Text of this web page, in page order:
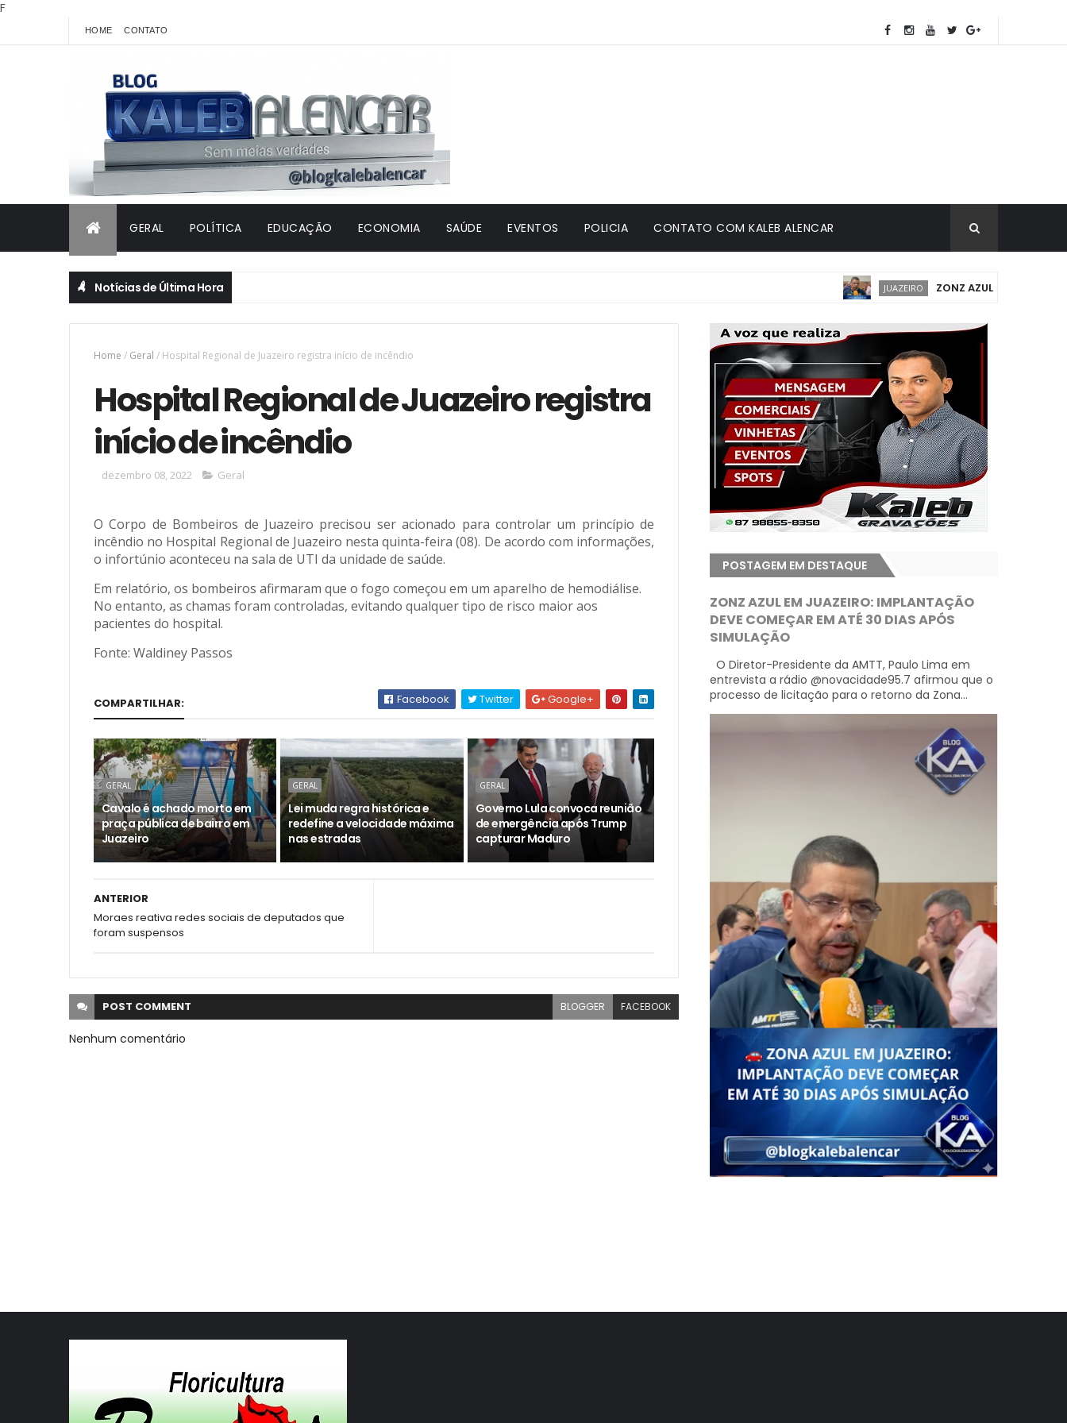
F
HOME CONTATO
GERAL POLÍTICA EDUCAÇÃO ECONOMIA SAÚDE EVENTOS POLICIA CONTATO COM KALEB ALENCAR
Notícias de Última Hora JUAZEIRO ZONZ AZUL EM JUAZEIRO:
Home / Geral / Hospital Regional de Juazeiro registra início de incêndio
Hospital Regional de Juazeiro registra
início de incêndio
dezembro 08, 2022 Geral
O Corpo de Bombeiros de Juazeiro precisou ser acionado para controlar um princípio de
incêndio no Hospital Regional de Juazeiro nesta quinta-feira (08). De acordo com informações,
o infortúnio aconteceu na sala de UTI da unidade de saúde.
Em relatório, os bombeiros afirmaram que o fogo começou em um aparelho de hemodiálise.
No entanto, as chamas foram controladas, evitando qualquer tipo de risco maior aos
pacientes do hospital.
Fonte: Waldiney Passos
COMPARTILHAR: Facebook Twitter Google+
GERAL
Cavalo é achado morto em
praça pública de bairro em
Juazeiro
GERAL
Lei muda regra histórica e
redefine a velocidade máxima
nas estradas
GERAL
Governo Lula convoca reunião
de emergência após Trump
capturar Maduro
ANTERIOR
Moraes reativa redes sociais de deputados que
foram suspensos
POST COMMENT BLOGGER FACEBOOK
Nenhum comentário
POSTAGEM EM DESTAQUE
ZONZ AZUL EM JUAZEIRO: IMPLANTAÇÃO
DEVE COMEÇAR EM ATÉ 30 DIAS APÓS
SIMULAÇÃO
O Diretor-Presidente da AMTT, Paulo Lima em
entrevista a rádio @novacidade95.7 afirmou que o
processo de licitação para o retorno da Zona...